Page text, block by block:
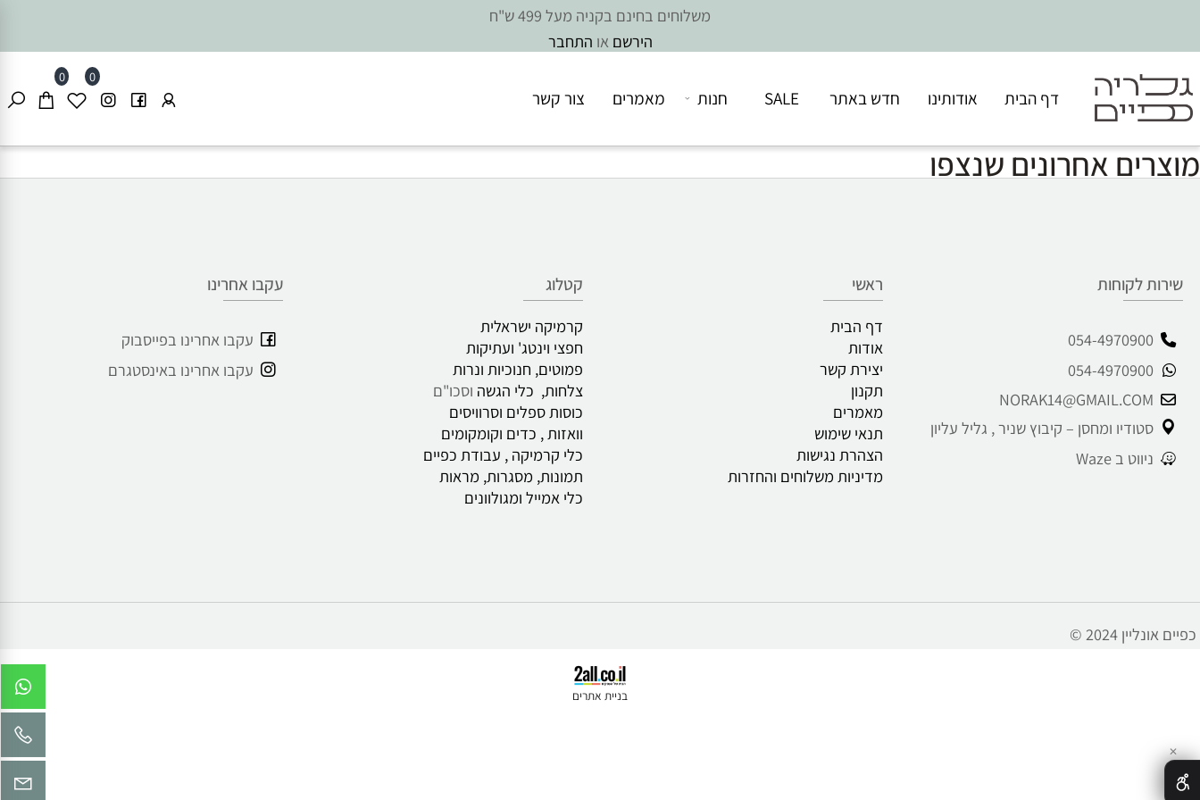
משלוחים בחינם בקניה מעל 499 ש"ח
הירשםאוהתחבר
0 0
דף הבית אודותינו חדש באתר SALE חנות מאמרים צור קשר
אחרונים שנצפו
לקוחות
054-
דף הבית
יצירת קשר
מאמרים
תנאי שימוש
הצהרת נגישות
קטלוג
קרמיקה ישראלית
חפצי וינטג' ועתיקות
פמוטים, חנוכיות ונרות
צלחות, כלי הגשהוסכו"ם
כוסות ספלים וסרוויסים
וואזות , כדיםוקומקומים
כלי קרמיקה , עבודת כפיים
תמונות, מסגרות, מראות
עקבו אחרינו
עקבו אחרינו בפייסבוק
עקבו אחרינו באינסטגרם